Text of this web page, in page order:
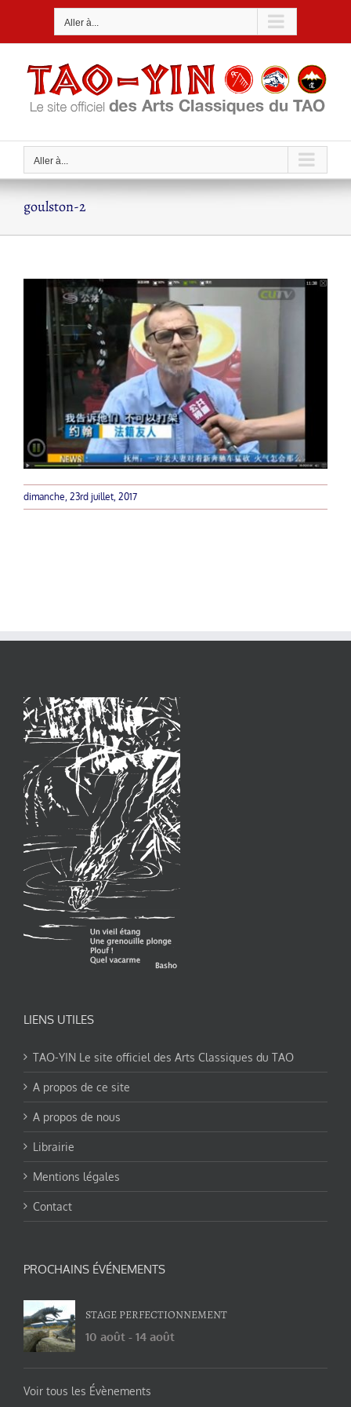
Aller à...
Aller à...
goulston-2
dimanche, 23rd juillet, 2017
LIENS UTILES
TAO-YIN Le site officiel des Arts Classiques du TAO
A propos de ce site
A propos de nous
Librairie
Mentions légales
Contact
PROCHAINS ÉVÉNEMENTS
STAGE PERFECTIONNEMENT
10 août - 14 août
Voir tous les Évènements